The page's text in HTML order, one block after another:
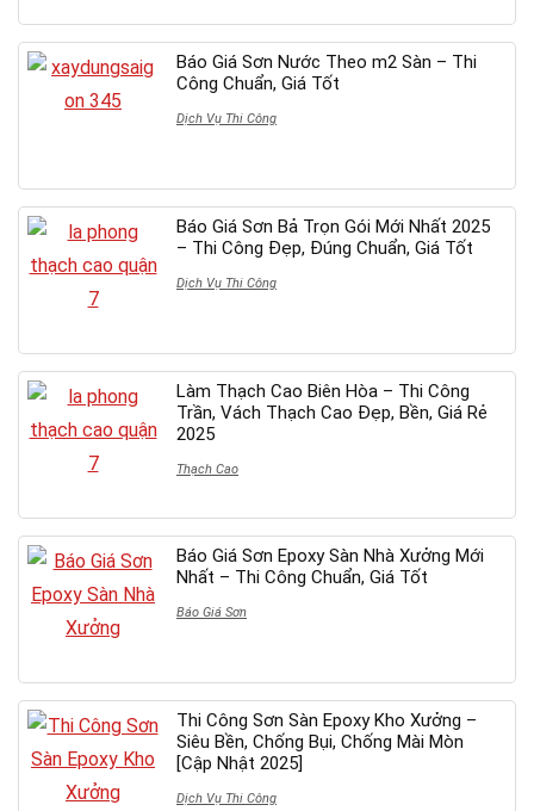
Báo Giá Sơn Nước Theo m2 Sàn – Thi
Công Chuẩn, Giá Tốt
Dịch Vụ Thi Công
Báo Giá Sơn Bả Trọn Gói Mới Nhất 2025
– Thi Công Đẹp, Đúng Chuẩn, Giá Tốt
Dịch Vụ Thi Công
Làm Thạch Cao Biên Hòa – Thi Công
Trần, Vách Thạch Cao Đẹp, Bền, Giá Rẻ
2025
Thạch Cao
Báo Giá Sơn Epoxy Sàn Nhà Xưởng Mới
Nhất – Thi Công Chuẩn, Giá Tốt
Báo Giá Sơn
Thi Công Sơn Sàn Epoxy Kho Xưởng –
Siêu Bền, Chống Bụi, Chống Mài Mòn
[Cập Nhật 2025]
Dịch Vụ Thi Công